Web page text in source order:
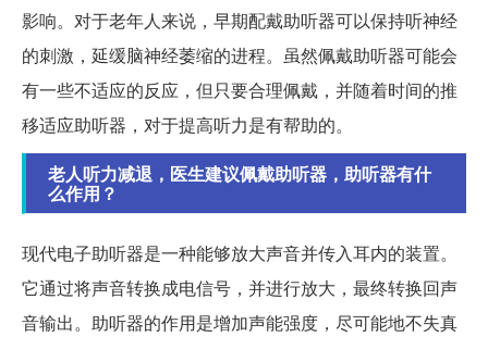
影响。对于老年人来说，早期配戴助听器可以保持听神经
的刺激，延缓脑神经萎缩的进程。虽然佩戴助听器可能会
有一些不适应的反应，但只要合理佩戴，并随着时间的推
移适应助听器，对于提高听力是有帮助的。
老人听力减退，医生建议佩戴助听器，助听器有什
么作用？
现代电子助听器是一种能够放大声音并传入耳内的装置。
它通过将声音转换成电信号，并进行放大，最终转换回声
音输出。助听器的作用是增加声能强度，尽可能地不失真